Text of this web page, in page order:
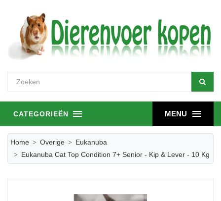
MENU
CATEGORIEËN
Home Overige
Eukanuba
Eukanuba Cat Top Condition 7+ Senior - Kip & Lever - 10 Kg